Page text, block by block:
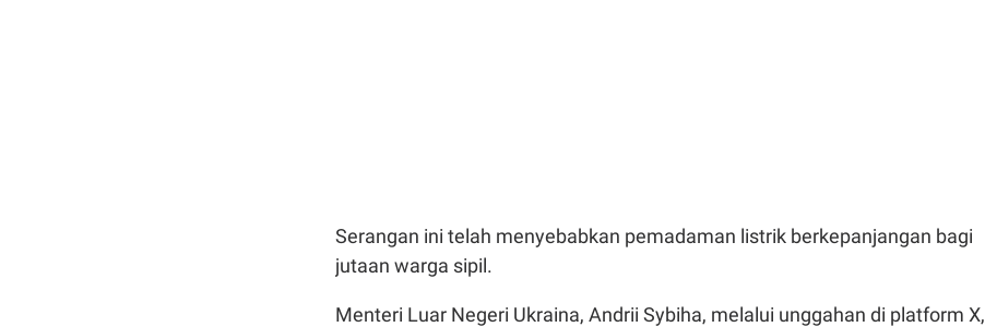
Serangan ini telah menyebabkan pemadaman listrik berkepanjangan bagi
jutaan warga sipil.
Menteri Luar Negeri Ukraina, Andrii Sybiha, melalui unggahan di platform X,